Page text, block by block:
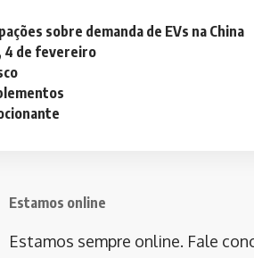
sobre demanda de EVs na China
4 de fevereiro
Estamos online
Estamos sempre online. Fale